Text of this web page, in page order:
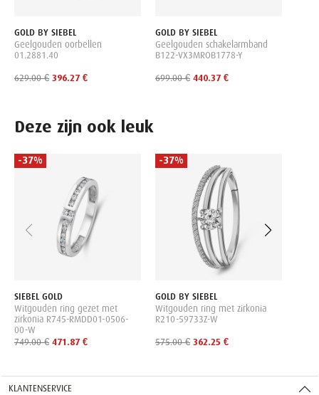
GOLD BY SIEBEL
Geelgouden oorbellen
01.2881.40
629.00 € 396.27 €
GOLD BY SIEBEL
Geelgouden schakelarmband
B122-VX3MROB1778-Y
699.00 € 440.37 €
Deze zijn ook leuk
-37%
SIEBEL GOLD
Witgouden ring gezet met
zirkonia R745-RMDD01-0506-
00-W
749.00 € 471.87 €
-37%
GOLD BY SIEBEL
Witgouden ring met zirkonia
R210-59733Z-W
575.00 € 362.25 €
KLANTENSERVICE